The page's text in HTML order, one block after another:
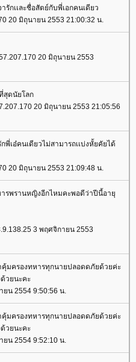
รักเเละชื่อสัตย์กับพี่เอกคนเดียว
20 มิถุนายน 2553 21:00:32 น.
20 มิถุนายน 2553
สุดนัยโลก
20 มิถุนายน 2553 21:05:56
พี่เอ๋คนเดียวไม่สามารถเเบ่งหั้ยคัยได้
20 มิถุนายน 2553 21:09:48 น.
รพรานหญิงอีกไหมคะพอดีว่าปีนี้อายุ
3 พฤศจิกายน 2553
มครองทหารทุกนายปลอดดภัยด้วยค่ะ
วยนะคะ
น 2554 9:50:56 น.
มครองทหารทุกนายปลอดดภัยด้วยค่ะ
วยนะคะ
น 2554 9:52:10 น.